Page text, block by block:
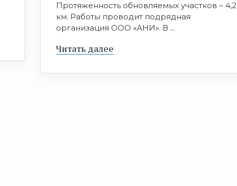
Протяженность обновляемых участков – 4,2
км. Работы проводит подрядная
организация ООО «АНИ». В ...
Читать далее